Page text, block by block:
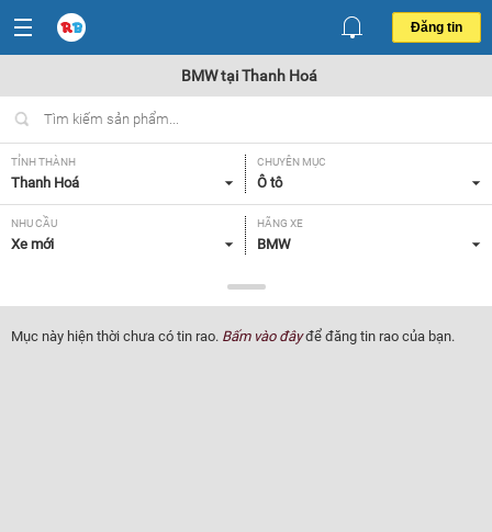
Đăng tin
BMW tại Thanh Hoá
TỈNH THÀNH
Thanh Hoá
CHUYÊN MỤC
Ô tô
NHU CẦU
Xe mới
HÃNG XE
BMW
Tất cả
NĂM SẢN XUẤT
Tất cả
GIÁ XE XUẤT XỨ
Mục này hiện thời chưa có tin rao. Bấm vào đâyđể đăng tin rao của bạn.